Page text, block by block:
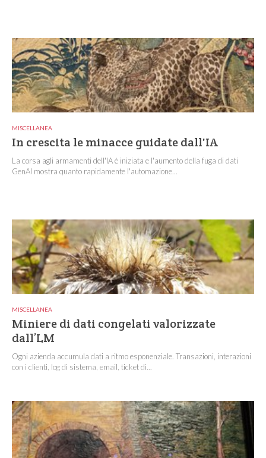
MISCELLANEA
In crescita le minacce guidate dall'IA
La corsa agli armamenti dell'IA è iniziata e l'aumento della fuga di dati
GenAI mostra quanto rapidamente l'automazione...
MISCELLANEA
Miniere di dati congelati valorizzate
dall’LM
Ogni azienda accumula dati a ritmo esponenziale. Transazioni, interazioni
con i clienti, log di sistema, email, ticket di...